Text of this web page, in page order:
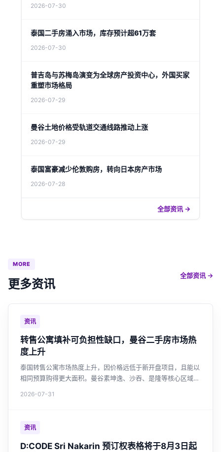
2026-07-30
泰国二手房涌入市场，库存预计超61万套
2026-07-30
普吉岛与苏梅岛演变为全球房产投资中心，外国买家
重塑市场格局
2026-07-29
曼谷土地价格受轨道交通线路推动上涨
2026-07-29
泰国富豪减少伦敦购房，转向日本房产市场
2026-07-28
全部资讯 →
MORE
更多资讯
全部资讯 →
资讯
转售公寓填补可负担性缺口，曼谷二手房市场热
度上升
泰国转售公寓市场热度上升，因价格远低于新开盘项目，且能以
相同预算购得更大面积。曼谷素坤逸、沙吞、是隆等核心区域转
2026-07-31
资讯
D:CODE Sri Nakarin 预订权表格将于8月3日起